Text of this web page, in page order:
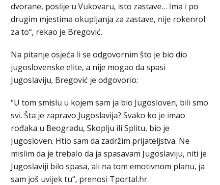
dvorane, poslije u Vukovaru, isto zastave… Ima i po
drugim mjestima okupljanja za zastave, nije rokenrol
za to“, rekao je Bregović.
Na pitanje osjeća li se odgovornim što je bio dio
jugoslovenske elite, a nije mogao da spasi
Jugoslaviju, Bregović je odgovorio:
“U tom smislu u kojem sam ja bio Jugosloven, bili smo
svi. Šta je zapravo Jugoslavija? Svako ko je imao
rođaka u Beogradu, Skoplju ili Splitu, bio je
Jugosloven. Htio sam da zadržim prijateljstva. Ne
mislim da je trebalo da ja spasavam Jugoslaviju, niti je
Jugoslaviji bilo spasa, ali na tom emotivnom planu, ja
sam još uvijek tu“, prenosi Tportal.hr.